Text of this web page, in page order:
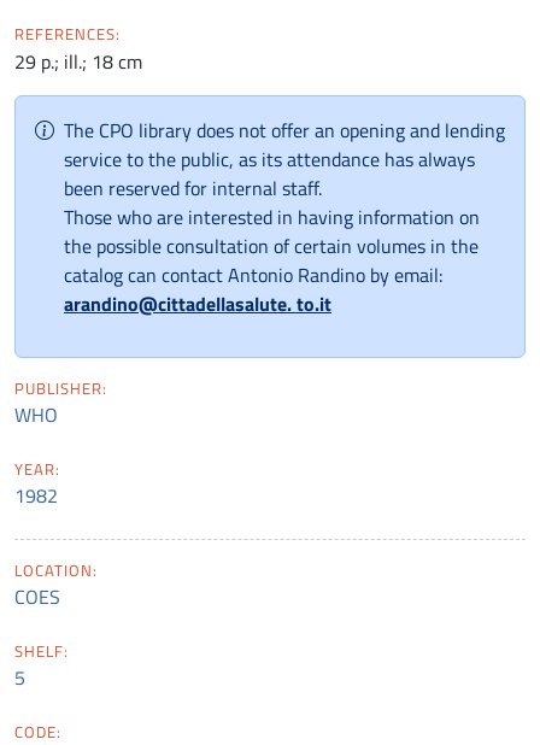
REFERENCES:
29 p.; ill.; 18 cm
The CPO library does not offer an opening and lending
service to the public, as its attendance has always
been reserved for internal staff.
Those who are interested in having information on
the possible consultation of certain volumes in the
catalog can contact Antonio Randino by email:
arandino@cittadellasalute. to.it
PUBLISHER:
WHO
YEAR:
1982
LOCATION:
COES
SHELF:
5
CODE: